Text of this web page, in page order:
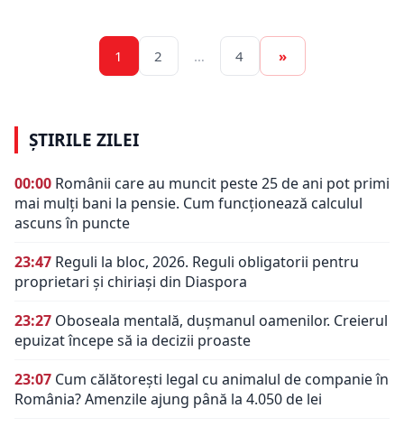
1 2 … 4 »
ȘTIRILE ZILEI
00:00 Românii care au muncit peste 25 de ani pot primi
mai mulți bani la pensie. Cum funcționează calculul
ascuns în puncte
23:47 Reguli la bloc, 2026. Reguli obligatorii pentru
proprietari și chiriași din Diaspora
23:27 Oboseala mentală, dușmanul oamenilor. Creierul
epuizat începe să ia decizii proaste
23:07 Cum călătorești legal cu animalul de companie în
România? Amenzile ajung până la 4.050 de lei